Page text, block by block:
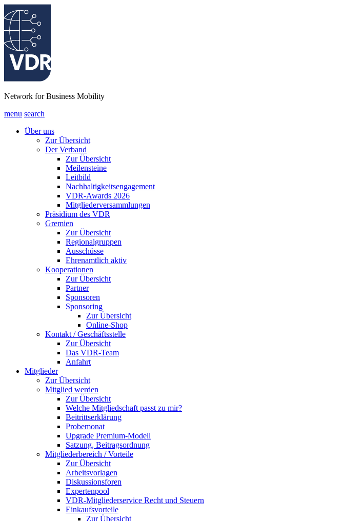
Network for Business Mobility
menu search
Über uns
Zur Übersicht
Der Verband
Zur Übersicht
Meilensteine
Leitbild
Nachhaltigkeitsengagement
VDR-Awards 2026
Mitgliederversammlungen
Präsidium des VDR
Gremien
Zur Übersicht
Regionalgruppen
Ausschüsse
Ehrenamtlich aktiv
Kooperationen
Zur Übersicht
Partner
Sponsoren
Sponsoring
Zur Übersicht
Online-Shop
Kontakt / Geschäftsstelle
Zur Übersicht
Das VDR-Team
Anfahrt
Mitglieder
Zur Übersicht
Mitglied werden
Zur Übersicht
Welche Mitgliedschaft passt zu mir?
Beitrittserklärung
Probemonat
Upgrade Premium-Modell
Satzung, Beitragsordnung
Mitgliederbereich / Vorteile
Zur Übersicht
Arbeitsvorlagen
Diskussionsforen
Expertenpool
VDR-Mitgliederservice Recht und Steuern
Einkaufsvorteile
Zur Übersicht